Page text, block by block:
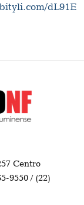
dL91E
Centro
9550 / (22)